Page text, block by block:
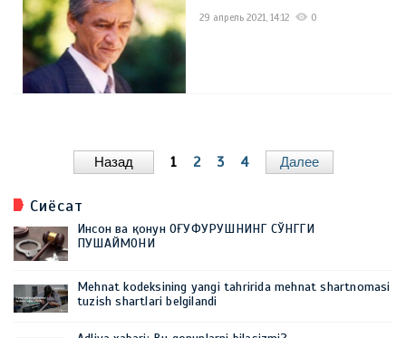
29 апрель 2021, 14:12 0
Назад 1 2 3 4 Далее
Сиёсат
Инсон ва қонун ОҒУФУРУШНИНГ СЎНГГИ
ПУШАЙМОНИ
Mehnat kodeksining yangi tahririda mehnat shartnomasi
tuzish shartlari belgilandi